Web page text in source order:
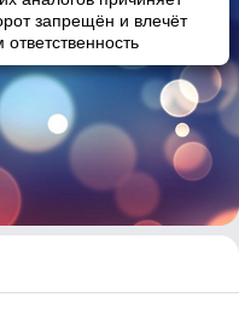
запрещён и влечёт